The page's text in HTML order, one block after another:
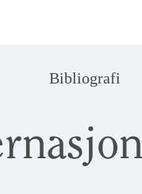
Bibliografi